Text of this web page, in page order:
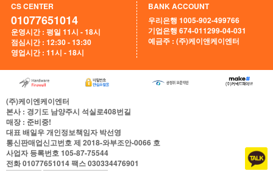
CS CENTER
01077651014
운영시간 : 평일 11시 - 18시
점심시간 : 12:30 - 13:30
영업시간 : 11시 - 18시
BANK ACCOUNT
우리은행 1005-902-499766
기업은행 674-011299-04-031
예금주 : (주)케이앤케이엔터
(주)케이엔케이엔터
본사: 경기도 남양주시 석실로408번길
매장: 준비중!
대표배일우개인정보책임자박선영
통신판매업신고번호제 2018-와부조안-0066 호
사업자 등록번호105-87-75544
전화01077651014팩스030334476901